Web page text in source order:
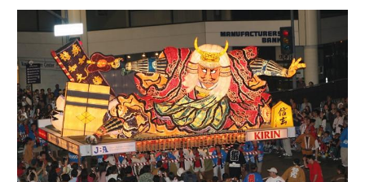
リンク
はねと募集
はねと(跳人)
はねと正式衣装
Pusher（引手）